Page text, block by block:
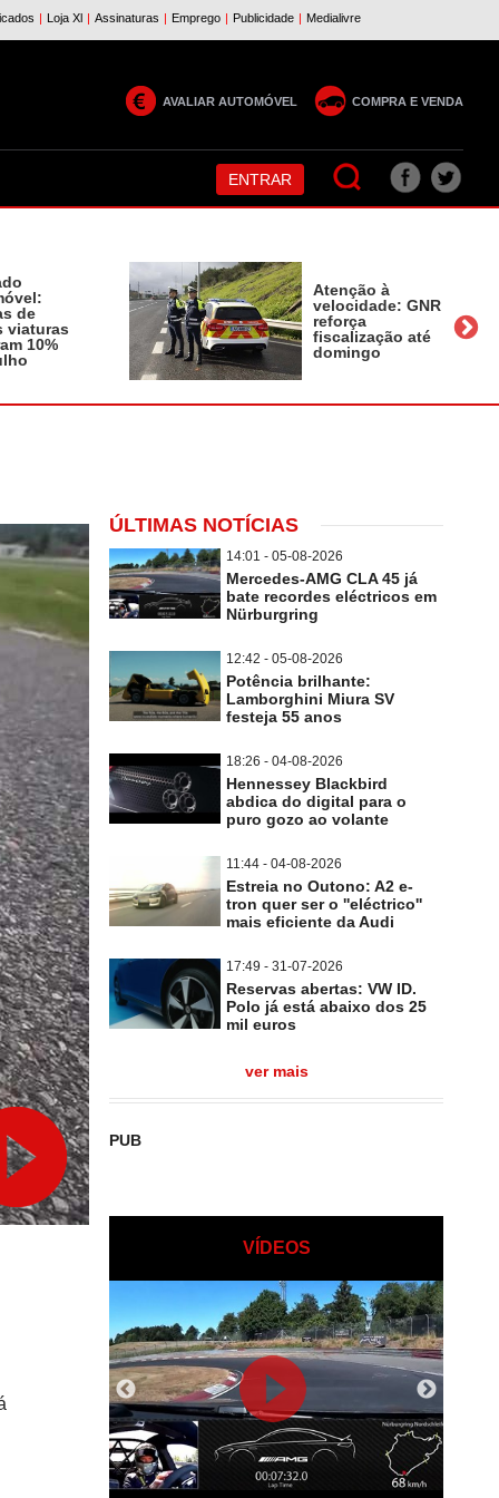
AVALIAR AUTOMÓVEL COMPRA E VENDA
ENTRAR
de
viaturas
10%
Atenção à
velocidade: GNR
reforça
fiscalização até
domingo
ÚLTIMAS NOTÍCIAS
14:01 - 05-08-2026
Mercedes-AMG CLA 45 já
bate recordes eléctricos em
Nürburgring
12:42 - 05-08-2026
Potência brilhante:
Lamborghini Miura SV
festeja 55 anos
18:26 - 04-08-2026
Hennessey Blackbird
abdica do digital para o
puro gozo ao volante
11:44 - 04-08-2026
Estreia no Outono: A2 e-
tron quer ser o ''eléctrico''
mais eficiente da Audi
17:49 - 31-07-2026
Reservas abertas: VW ID.
Polo já está abaixo dos 25
mil euros
ver mais
PUB
VÍDEOS